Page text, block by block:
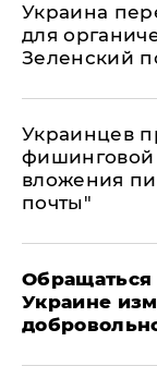
Украина
для
Зеленский
Украинцев
фишинговой
вложения
почты"
Украине